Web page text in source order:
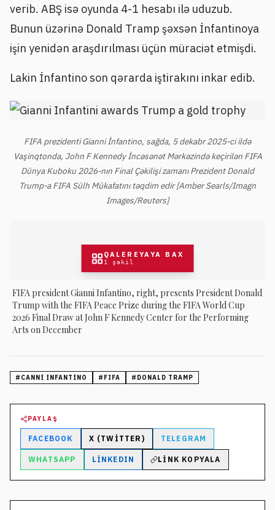
verib. ABŞ isə oyunda 4-1 hesabı ilə uduzub.
Bunun üzərinə Donald Tramp şəxsən İnfantinoya
işin yenidən araşdırılması üçün müraciət etmişdi.
Lakin İnfantino son qərarda iştirakını inkar edib.
FIFA prezidenti Gianni İnfantino, sağda, 5 dekabr 2025-ci ildə
Vaşinqtonda, John F Kennedy İncəsənət Mərkəzində keçirilən FIFA
Dünya Kuboku 2026-nın Final Çəkilişi zamanı Prezident Donald
Trump-a FIFA Sülh Mükafatını təqdim edir [Amber Searls/Imagn
Images/Reuters]
QALEREYAYA BAX
1 şəkil
FIFA president Gianni Infantino, right, presents President Donald
Trump with the FIFA Peace Prize during the FIFA World Cup
2026 Final Draw at John F Kennedy Center for the Performing
Arts on December
# CANNI İNFANTINO # FIFA # DONALD TRAMP
PAYLAŞ
FACEBOOK X (TWITTER) TELEGRAM
WHATSAPP LINKEDIN LINK KOPYALA